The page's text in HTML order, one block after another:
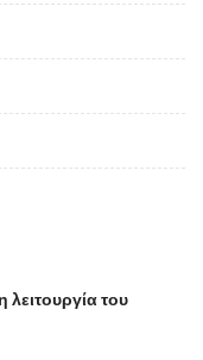
του